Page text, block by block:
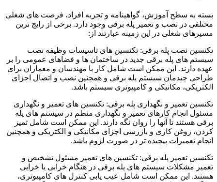
بسته به سطح آموزش، گواهینامه و تجربه افراد، فرصت های شغلی
مختلفی در نصب و تعمیر پله برقی وجود دارد. برخی از رایج ترین
مسیرهای شغلی در این زمینه عبارتند از:
تکنسین نصب پله برقی: تکنسین های تاسیسات وظیفه نصب
سیستم های پله برقی جدید در ساختمان ها و فضاهای عمومی را بر
عهده دارند. این ممکن است شامل کار با مهندسان و معماران برای
طراحی چیدمان سیستم پله برقی و همچنین نصب و اتصال اجزای
الکتریکی، مکانیکی و کامپیوتری سیستم باشد.
تکنسین تعمیر و نگهداری پله برقی: تکنسین های تعمیر و نگهداری
مسئول انجام کارهای تعمیر و نگهداری منظم در سیستم های پله
برقی هستند تا آنها را روان نگه دارند. این ممکن است شامل تمیز
کردن، روغن کاری و بازرسی اجزای مکانیکی و الکتریکی و همچنین
انجام تعمیرات پیچیده تر در صورت لزوم باشد.
تکنسین تعمیر پله برقی: تکنسین های تعمیر مسئول تشخیص و
تعمیر مشکلات سیستم های پله برقی در هنگام خرابی یا خرابی
هستند. این ممکن است شامل عیب یابی کنترل های کامپیوتری،